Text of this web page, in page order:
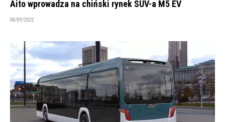
Aito wprowadza na chiński rynek SUV-a M5 EV
08/09/2022